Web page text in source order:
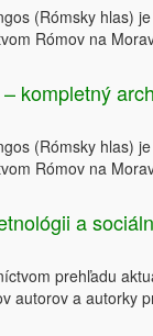
(Rómsky hlas)
Rómov na
kompletný
(Rómsky hlas)
Rómov na
a
prehľadu
autorov a autorky